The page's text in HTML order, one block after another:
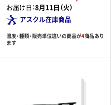
お届け日：8月11日（火）
アスクル在庫商品
濃度・種類・販売単位違いの商品が4商品あり
ます